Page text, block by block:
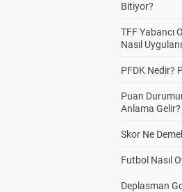
Bitiyor?
TFF Yabancı
Nasıl
PFDK Nedir?
Puan
Anlama Gelir?
Skor Ne
Futbol Nasıl
Deplasman